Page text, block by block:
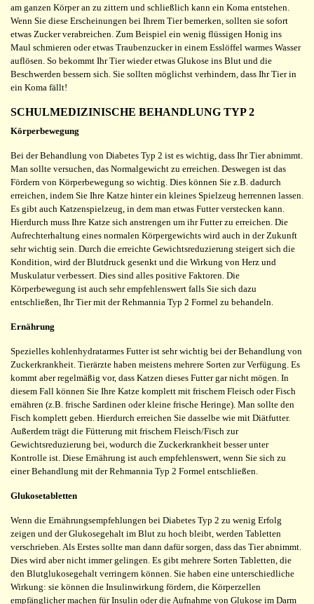
am ganzen Körper an zu zittern und schließlich kann ein Koma entstehen.
Wenn Sie diese Erscheinungen bei Ihrem Tier bemerken, sollten sie sofort
etwas Zucker verabreichen. Zum Beispiel ein wenig flüssigen Honig ins
Maul schmieren oder etwas Traubenzucker in einem Esslöffel warmes Wasser
auflösen. So bekommt Ihr Tier wieder etwas Glukose ins Blut und die
Beschwerden bessern sich. Sie sollten möglichst verhindern, dass Ihr Tier in
ein Koma fällt!
SCHULMEDIZINISCHE BEHANDLUNG TYP 2
Körperbewegung
Bei der Behandlung von Diabetes Typ 2 ist es wichtig, dass Ihr Tier abnimmt.
Man sollte versuchen, das Normalgewicht zu erreichen. Deswegen ist das
Fördern von Körperbewegung so wichtig. Dies können Sie z.B. dadurch
erreichen, indem Sie Ihre Katze hinter ein kleines Spielzeug herrennen lassen.
Es gibt auch Katzenspielzeug, in dem man etwas Futter verstecken kann.
Hierdurch muss Ihre Katze sich anstrengen um ihr Futter zu erreichen. Die
Aufrechterhaltung eines normalen Körpergewichts wird auch in der Zukunft
sehr wichtig sein. Durch die erreichte Gewichtsreduzierung steigert sich die
Kondition, wird der Blutdruck gesenkt und die Wirkung von Herz und
Muskulatur verbessert. Dies sind alles positive Faktoren. Die
Körperbewegung ist auch sehr empfehlenswert falls Sie sich dazu
entschließen, Ihr Tier mit der Rehmannia Typ 2 Formel zu behandeln.
Ernährung
Spezielles kohlenhydratarmes Futter ist sehr wichtig bei der Behandlung von
Zuckerkrankheit. Tierärzte haben meistens mehrere Sorten zur Verfügung. Es
kommt aber regelmäßig vor, dass Katzen dieses Futter gar nicht mögen. In
diesem Fall können Sie Ihre Katze komplett mit frischem Fleisch oder Fisch
ernähren (z.B. frische Sardinen oder kleine frische Heringe). Man sollte den
Fisch komplett geben. Hierdurch erreichen Sie dasselbe wie mit Diätfutter.
Außerdem trägt die Fütterung mit frischem Fleisch/Fisch zur
Gewichtsreduzierung bei, wodurch die Zuckerkrankheit besser unter
Kontrolle ist. Diese Ernährung ist auch empfehlenswert, wenn Sie sich zu
einer Behandlung mit der Rehmannia Typ 2 Formel entschließen.
Glukosetabletten
Wenn die Ernährungsempfehlungen bei Diabetes Typ 2 zu wenig Erfolg
zeigen und der Glukosegehalt im Blut zu hoch bleibt, werden Tabletten
verschrieben. Als Erstes sollte man dann dafür sorgen, dass das Tier abnimmt.
Dies wird aber nicht immer gelingen. Es gibt mehrere Sorten Tabletten, die
den Blutglukosegehalt verringern können. Sie haben eine unterschiedliche
Wirkung: sie können die Insulinwirkung fördern, die Körperzellen
empfänglicher machen für Insulin oder die Aufnahme von Glukose im Darm